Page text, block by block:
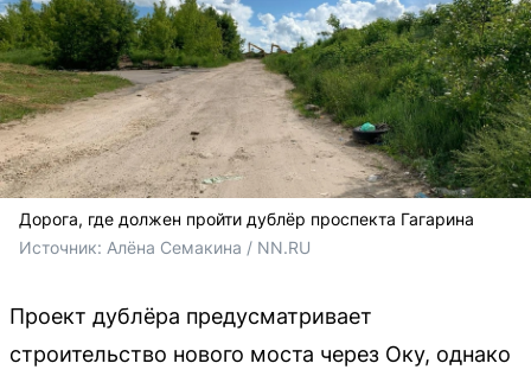
Дорога, где должен пройти дублёр проспекта Гагарина
Источник: Алёна Семакина / NN.RU
Проект дублёра предусматривает
строительство нового моста через Оку, однако